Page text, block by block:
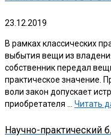
23.12.2019
В рамках классических
выбытия вещи из
собственник передал
практическое значение.
воли закон допускает
приобретателя … Читать
Научно-практический